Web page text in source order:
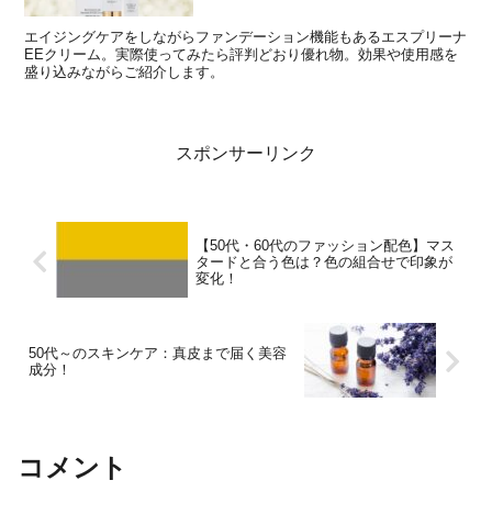
エイジングケアをしながらファンデーション機能もあるエスプリーナ
EEクリーム。実際使ってみたら評判どおり優れ物。効果や使用感を
盛り込みながらご紹介します。
スポンサーリンク
【50代・60代のファッション配色】マス
タードと合う色は？色の組合せで印象が
変化！
50代～のスキンケア：真皮まで届く美容
成分！
コメント